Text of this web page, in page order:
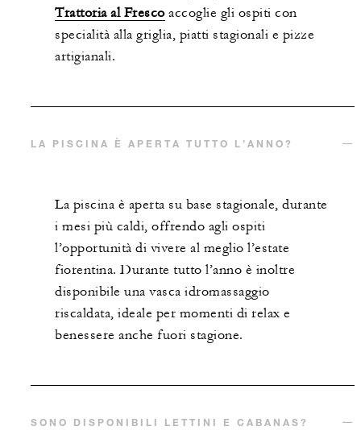
Trattoria al Frescoaccoglie gli ospiti con
specialità alla griglia, piatti stagionali e pizze
artigianali.
LA PISCINA È APERTA TUTTO L’ANNO?
La piscina è aperta su base stagionale, durante
i mesi più caldi, offrendo agli ospiti
l’opportunità di vivere al meglio l’estate
fiorentina. Durante tutto l’anno è inoltre
disponibile una vasca idromassaggio
riscaldata, ideale per momenti di relax e
benessere anche fuori stagione.
SONO DISPONIBILI LETTINI E CABANAS?